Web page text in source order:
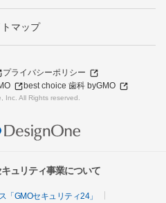
マップ
プライバシーポリシー
best choice 歯科 byGMO
Inc. All Rights reserved.
ュリティ事業について
GMOセキュリティ24」